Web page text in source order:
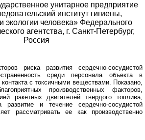
унитарное предприятие
институт гигиены,
экологии человека» Федерального
агентства, г. Санкт-Петербург,
Россия
риска развития сердечно-сосудистой
среди персонала объекта в
с токсичными веществами. Показано,
производственных факторов,
ракетных двигателей твердого топлива,
развитие и течение сердечно-сосудистой
рассматривать ее как производственно